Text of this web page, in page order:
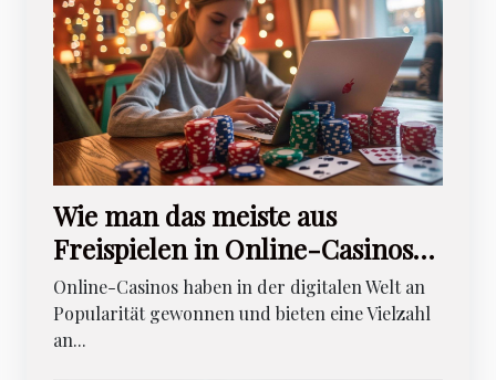
Wie man das meiste aus
Freispielen in Online-Casinos
herausholt
Online-Casinos haben in der digitalen Welt an
Popularität gewonnen und bieten eine Vielzahl
an...